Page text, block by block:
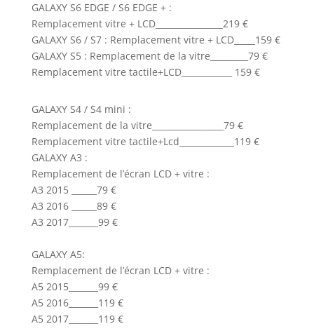
GALAXY S6 EDGE / S6 EDGE + :
Remplacement vitre + LCD________________219 €
GALAXY S6 / S7 : Remplacement vitre + LCD_____159 €
GALAXY S5 : Remplacement de la vitre_________79 €
Remplacement vitre tactile+LCD____________ 159 €
GALAXY S4 / S4 mini :
Remplacement de la vitre_________________79 €
Remplacement vitre tactile+Lcd_____________119 €
GALAXY A3 :
Remplacement de l’écran LCD + vitre :
A3 2015 ______79 €
A3 2016 ______89 €
A3 2017_______99 €
GALAXY A5:
Remplacement de l’écran LCD + vitre :
A5 2015_______99 €
A5 2016_______119 €
A5 2017_______119 €